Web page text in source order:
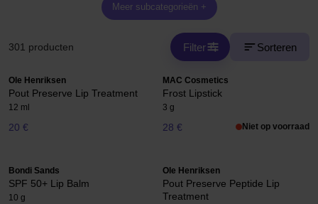
Meer subcategorieën +
301 producten Filter Sorteren
Ole Henriksen
Pout Preserve Lip Treatment
12 ml
20 €
MAC Cosmetics
Frost Lipstick
3 g
28 € Niet op voorraad
Bondi Sands
SPF 50+ Lip Balm
10 g
Ole Henriksen
Pout Preserve Peptide Lip
Treatment